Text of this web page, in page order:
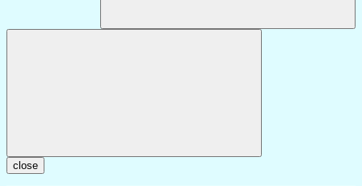
close